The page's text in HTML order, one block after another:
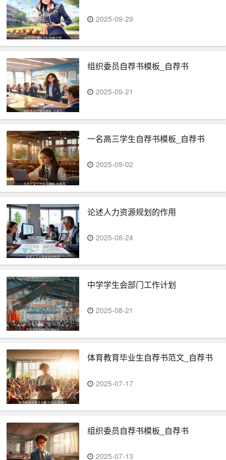
2025-09-29
组织委员自荐书模板_自荐书
2025-09-21
一名高三学生自荐书模板_自荐书
2025-09-02
论述人力资源规划的作用
2025-08-24
中学学生会部门工作计划
2025-08-21
体育教育毕业生自荐书范文_自荐书
2025-07-17
组织委员自荐书模板_自荐书
2025-07-13